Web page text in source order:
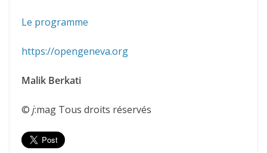
Le programme
https://opengeneva.org
Malik Berkati
© j:mag Tous droits réservés